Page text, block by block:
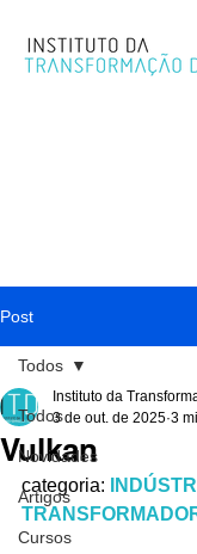
Post
Todos
Novidades
Artigos
Cursos
Todos
Vulkan
Instituto da
3 de out. de 2025 3
categoria: